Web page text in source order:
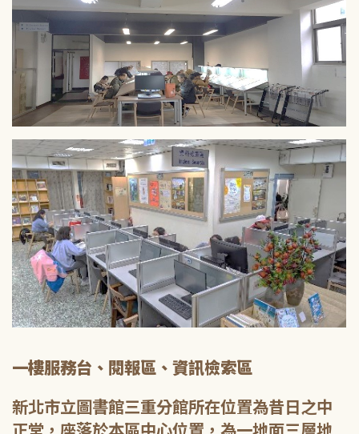
一樓服務台、閱報區、資訊檢索區
新北市立圖書館三重分館所在位置為昔日之中